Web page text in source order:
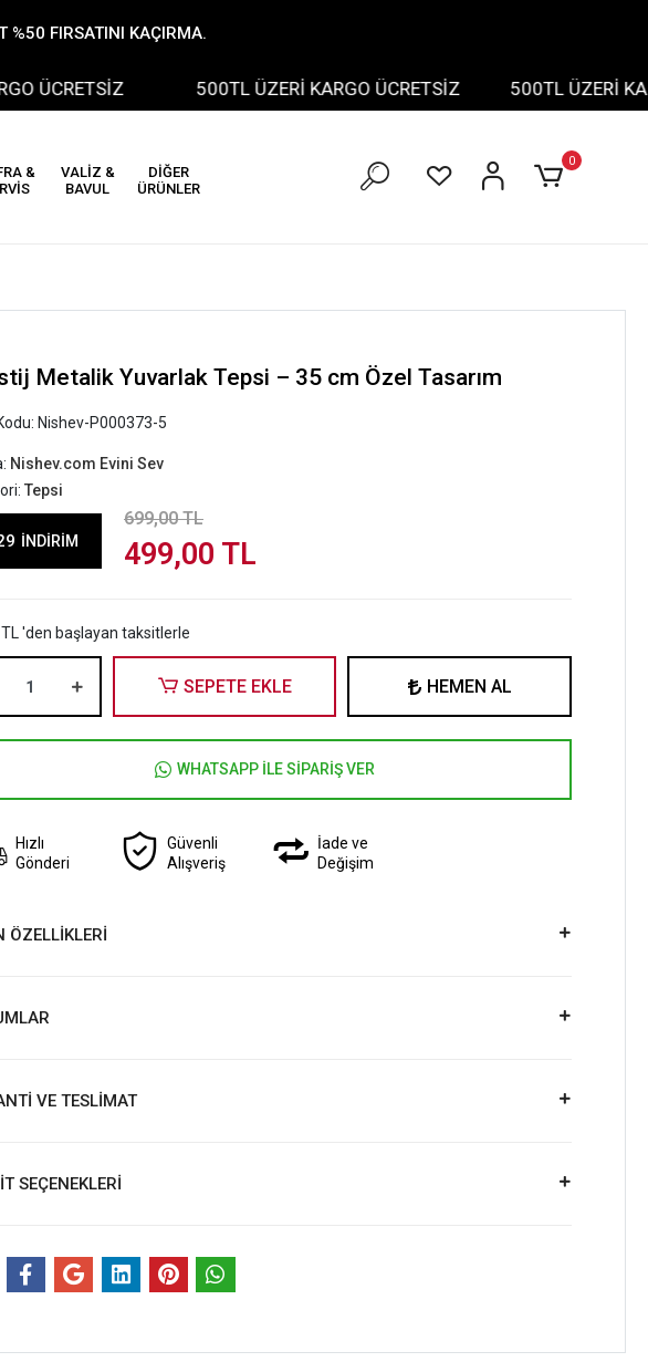
%50 FIRSATINI KAÇIRMA.
ÜCRETSİZ 500TL ÜZERİ KARGO ÜCRETSİZ 500TL ÜZERİ
&
VALİZ &
BAVUL
DİĞER
ÜRÜNLER
0
Metalik Yuvarlak Tepsi – 35 cm Özel Tasarım
Nishev-P000373-5
Nishev.com Evini Sev
Tepsi
İNDİRİM
699,00 TL
499,00 TL
'den başlayan taksitlerle
SEPETE EKLE HEMEN AL
WHATSAPP İLE SİPARİŞ VER
Hızlı
Gönderi
Güvenli
Alışveriş
İade ve
Değişim
ÖZELLİKLERİ
VE TESLİMAT
SEÇENEKLERİ